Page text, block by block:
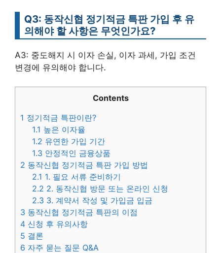
Q3: 동작신협 정기적금 특판 가입 후 유
의해야 할 사항은 무엇인가요?
A3: 중도해지 시 이자 손실, 이자 과세, 가입 조건
변경에 유의해야 합니다.
Contents
1 정기적금 특판이란?
1.1 높은 이자율
1.2 유연한 가입 기간
1.3 안정적인 금융상품
2 동작신협 정기적금 특판 가입 방법
2.1 1. 필요 서류 준비하기
2.2 2. 동작신협 방문 또는 온라인 신청
2.3 3. 계약서 작성 및 가입금 입금
3 동작신협 정기적금 특판의 이점
4 신청 후 유의사항
5 결론
6 자주 묻는 질문 Q&A